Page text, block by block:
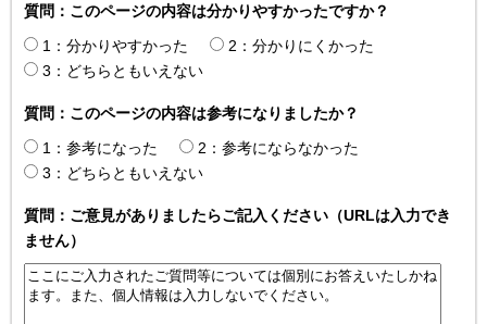
質問：このページの内容は分かりやすかったですか？
1：分かりやすかった
2：分かりにくかった
3：どちらともいえない
質問：このページの内容は参考になりましたか？
1：参考になった
2：参考にならなかった
3：どちらともいえない
質問：ご意見がありましたらご記入ください（URLは入力でき
ません）